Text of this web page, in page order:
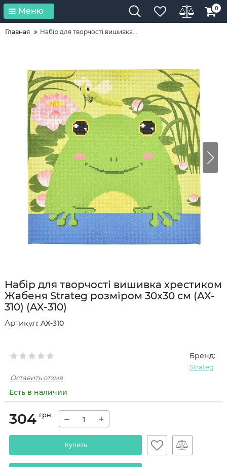
Меню 0
Главная Набір для творчості вишивка...
Набір для творчості вишивка хрестиком
Жабеня Strateg розміром 30х30 см (AX-
310) (AX-310)
Артикул: AX-310
Бренд:
Strateg
Оставить отзыв
Есть в наличии
304 грн − +
Купить